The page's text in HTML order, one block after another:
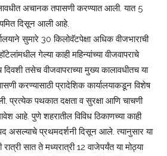
अचानक तपासणी करण्यात आली. यात 5
दिसून आली आहे.
सुमारे 30 किलोवॅटपेक्षा अधिक वीजभाराची
गेल्या काही महिन्यांच्या वीजवापराचे
तसेच वीजवापराच्या मुख्य कालावधीतच या
करण्यासाठी प्रादेशिक कार्यालयाकडून विशेष
प्रत्येक पथकात दक्षता व सुरक्षा आणि चाचणी
आहे. पुणे शहरातील विविध ठिकाणच्या काही
असल्याचे प्रथमदर्शनी दिसून आले. त्यानुसार या
रात्री सात ते मध्यरात्री 12 वाजेपर्यंत या मोठ्या